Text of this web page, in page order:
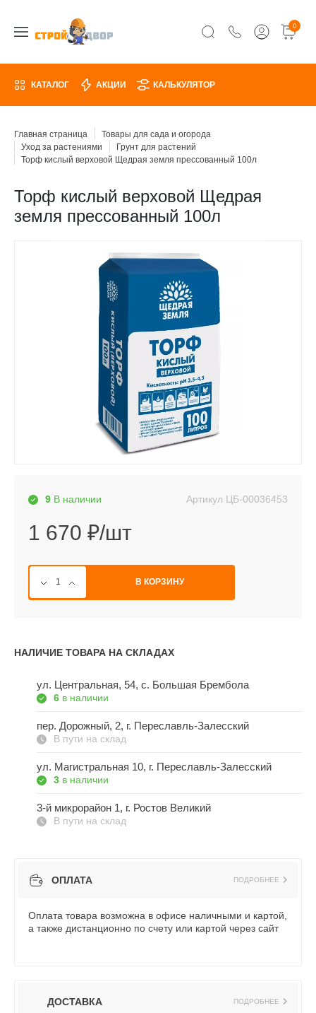
0
КАТАЛОГ АКЦИИ КАЛЬКУЛЯТОР
Главная страница
Товары для сада и огорода
Уход за растениями
Грунт для растений
Торф кислый верховой Щедрая земля прессованный 100л
Торф кислый верховой Щедрая
земля прессованный 100л
9 В наличии Артикул ЦБ-00036453
1 670 ₽/шт
В КОРЗИНУ
НАЛИЧИЕ ТОВАРА НА СКЛАДАХ
ул. Центральная, 54, c. Большая Брембола
6 в наличии
пер. Дорожный, 2, г. Переславль-Залесский
В пути на склад
ул. Магистральная 10, г. Переславль-Залесский
3 в наличии
3-й микрорайон 1, г. Ростов Великий
В пути на склад
ОПЛАТА ПОДРОБНЕЕ
Оплата товара возможна в офисе наличными и картой,
а также дистанционно по счету или картой через сайт
ДОСТАВКА ПОДРОБНЕЕ